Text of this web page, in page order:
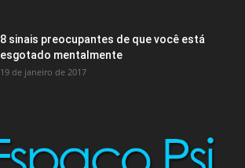
8 sinais preocupantes de que você está
esgotado mentalmente
19 de janeiro de 2017